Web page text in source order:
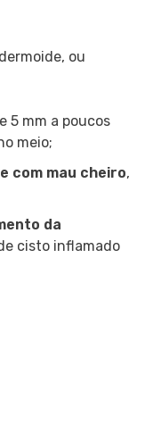
ou
5 mm a poucos
meio;
com mau cheiro,
da
cisto inflamado